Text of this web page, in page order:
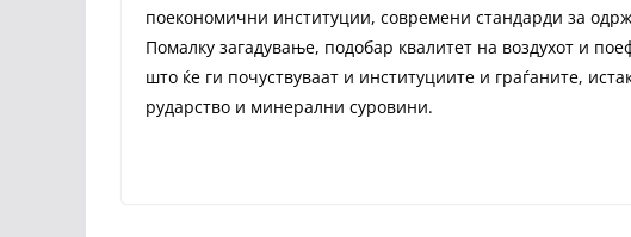
поекономични институции, современи стандарди за
Помалку загадување, подобар квалитет на воздухот и
што ќе ги почуствуваат и институциите и граѓаните,
рударство и минерални суровини.